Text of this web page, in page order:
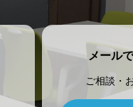
メール
ご相談・